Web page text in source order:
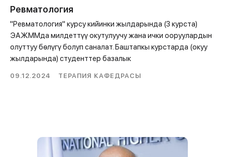
Ревматология
"Ревматология" курсу кийинки жылдарында (3 курста)
ЭАЖММда милдеттүү окутулуучу жана ички ооруулардын
олуттуу бѳлүгү болуп саналат. Баштапкы курстарда (окуу
жылдарында) студенттер базалык
09.12.2024 ТЕРАПИЯ КАФЕДРАСЫ